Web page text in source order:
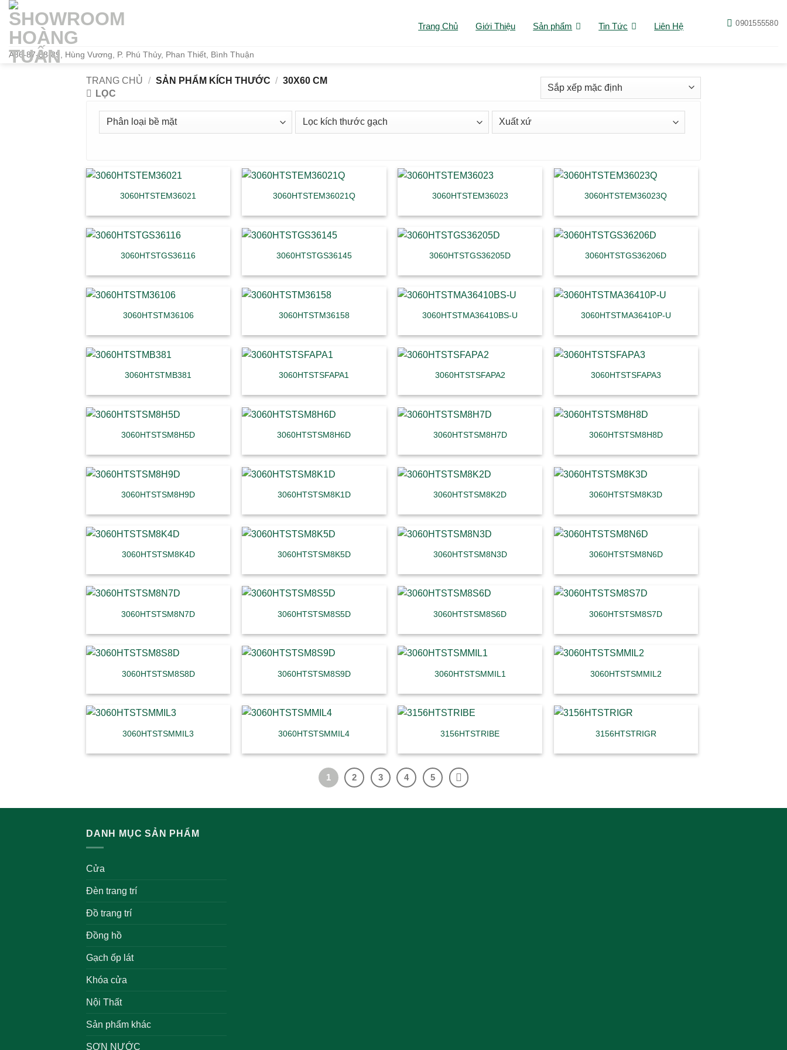
Bỏ
qua
dung
Trang Chủ Giới Thiệu Sản phẩm Tin Tức Liên Hệ 0901555580
A86-87-88-89, Hùng Vương, P. Phú Thủy, Phan Thiết, Bình Thuận
TRANG CHỦ / SẢN PHẨM KÍCH THƯỚC / 30X60 CM
LỌC
3060HTSTEM36021 3060HTSTEM36021Q 3060HTSTEM36023 3060HTSTEM36023Q
3060HTSTGS36116 3060HTSTGS36145 3060HTSTGS36205D 3060HTSTGS36206D
3060HTSTM36106 3060HTSTM36158 3060HTSTMA36410BS-U 3060HTSTMA36410P-U
3060HTSTMB381 3060HTSTSFAPA1 3060HTSTSFAPA2 3060HTSTSFAPA3
3060HTSTSM8H5D 3060HTSTSM8H6D 3060HTSTSM8H7D 3060HTSTSM8H8D
3060HTSTSM8H9D 3060HTSTSM8K1D 3060HTSTSM8K2D 3060HTSTSM8K3D
3060HTSTSM8K4D 3060HTSTSM8K5D 3060HTSTSM8N3D 3060HTSTSM8N6D
3060HTSTSM8N7D 3060HTSTSM8S5D 3060HTSTSM8S6D 3060HTSTSM8S7D
3060HTSTSM8S8D 3060HTSTSM8S9D 3060HTSTSMMIL1 3060HTSTSMMIL2
3060HTSTSMMIL3 3060HTSTSMMIL4 3156HTSTRIBE 3156HTSTRIGR
1 2 3 4 5
DANH MỤC SẢN PHẨM
Cửa
Đèn trang trí
Đồ trang trí
Đồng hồ
Gạch ốp lát
Khóa cửa
Nội Thất
Sản phẩm khác
SƠN NƯỚC